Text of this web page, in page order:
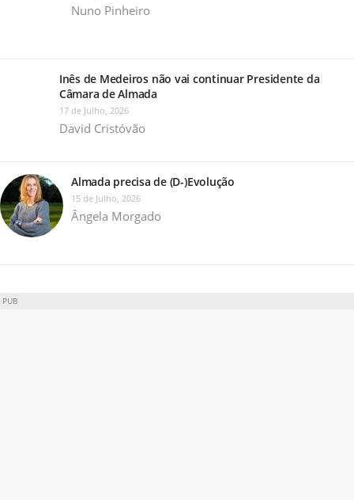
Nuno Pinheiro
Inês de Medeiros não vai continuar Presidente da
Câmara de Almada
17 de Julho, 2026
David Cristóvão
Almada precisa de (D-)Evolução
15 de Julho, 2026
Ângela Morgado
PUB